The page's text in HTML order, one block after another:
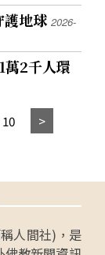
護地球2026-
2千人環
10
人間社)，是